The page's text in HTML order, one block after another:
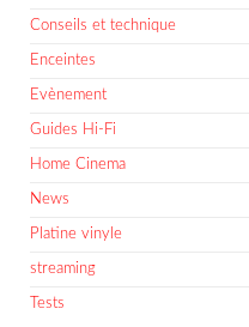
Conseils et technique
Enceintes
Evènement
Guides Hi-Fi
Home Cinema
News
Platine vinyle
streaming
Tests